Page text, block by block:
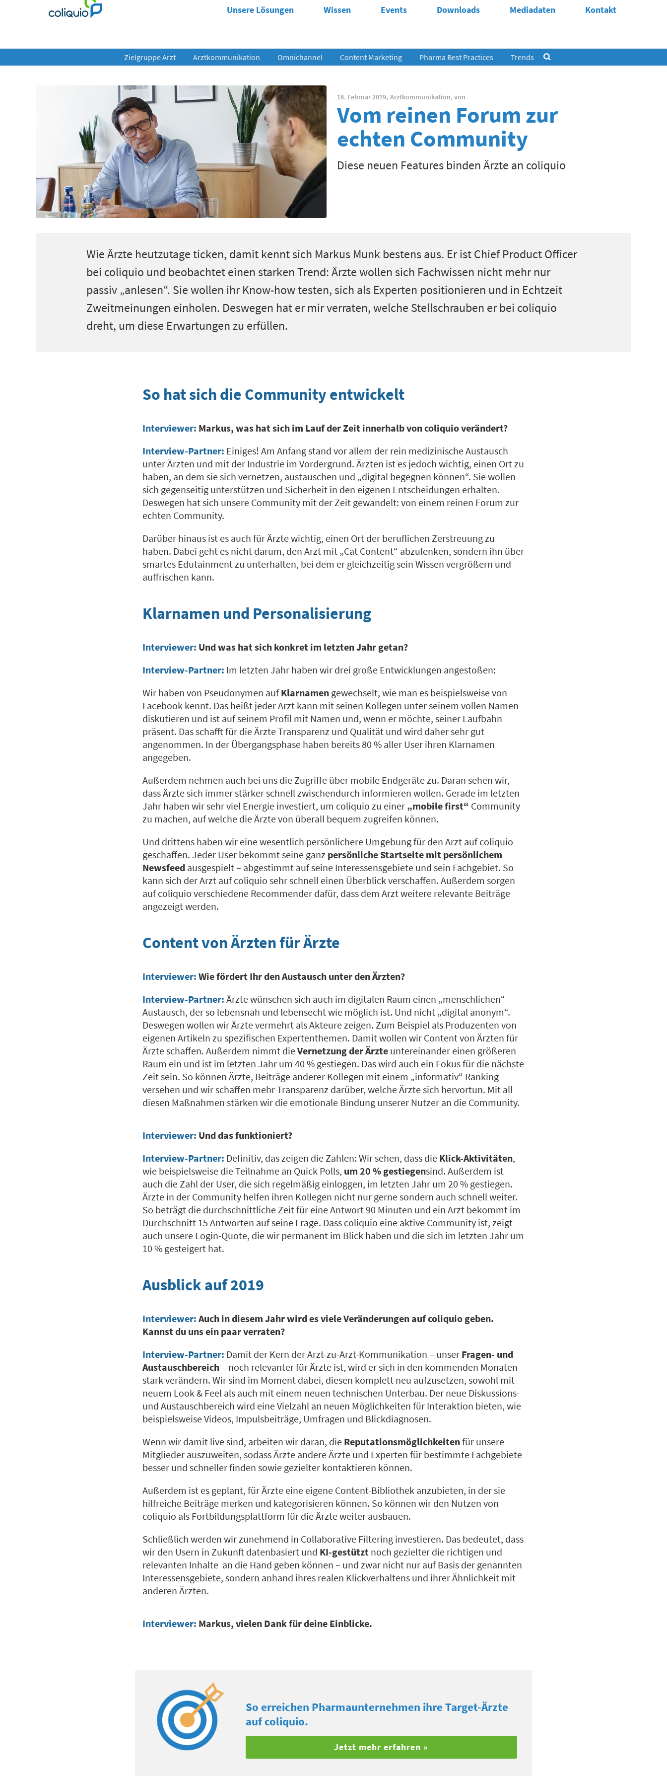
Unsere Lösungen Wissen Events Downloads Mediadaten Kontakt
Zielgruppe Arzt Arztkommunikation Omnichannel Content Marketing Pharma Best Practices Trends
18. Februar 2019, Arztkommunikation, von
Vom reinen Forum zur
echten Community
Diese neuen Features binden Ärzte an coliquio
Wie Ärzte heutzutage ticken, damit kennt sich Markus Munk bestens aus. Er ist Chief Product Officer
bei coliquio und beobachtet einen starken Trend: Ärzte wollen sich Fachwissen nicht mehr nur
passiv „anlesen“. Sie wollen ihr Know-how testen, sich als Experten positionieren und in Echtzeit
Zweitmeinungen einholen. Deswegen hat er mir verraten, welche Stellschrauben er bei coliquio
dreht, um diese Erwartungen zu erfüllen.
So hat sich die Community entwickelt
Interviewer: Markus, was hat sich im Lauf der Zeit innerhalb von coliquio verändert?
Interview-Partner: Einiges! Am Anfang stand vor allem der rein medizinische Austausch
unter Ärzten und mit der Industrie im Vordergrund. Ärzten ist es jedoch wichtig, einen Ort zu
haben, an dem sie sich vernetzen, austauschen und „digital begegnen können“. Sie wollen
sich gegenseitig unterstützen und Sicherheit in den eigenen Entscheidungen erhalten.
Deswegen hat sich unsere Community mit der Zeit gewandelt: von einem reinen Forum zur
echten Community.
Darüber hinaus ist es auch für Ärzte wichtig, einen Ort der beruflichen Zerstreuung zu
haben. Dabei geht es nicht darum, den Arzt mit „Cat Content“ abzulenken, sondern ihn über
smartes Edutainment zu unterhalten, bei dem er gleichzeitig sein Wissen vergrößern und
auffrischen kann.
Klarnamen und Personalisierung
Interviewer: Und was hat sich konkret im letzten Jahr getan?
Interview-Partner: Im letzten Jahr haben wir drei große Entwicklungen angestoßen:
Wir haben von Pseudonymen aufKlarnamen gewechselt, wie man es beispielsweise von
Facebook kennt. Das heißt jeder Arzt kann mit seinen Kollegen unter seinem vollen Namen
diskutieren und ist auf seinem Profil mit Namen und, wenn er möchte, seiner Laufbahn
präsent. Das schafft für die Ärzte Transparenz und Qualität und wird daher sehr gut
angenommen. In der Übergangsphase haben bereits 80 % aller User ihren Klarnamen
angegeben.
Außerdem nehmen auch bei uns die Zugriffe über mobile Endgeräte zu. Daran sehen wir,
dass Ärzte sich immer stärker schnell zwischendurch informieren wollen. Gerade im letzten
Jahr haben wir sehr viel Energie investiert, um coliquio zu einer „mobile first“ Community
zu machen, auf welche die Ärzte von überall bequem zugreifen können.
Und drittens haben wir eine wesentlich persönlichere Umgebung für den Arzt auf coliquio
geschaffen. Jeder User bekommt seine ganz persönliche Startseite mit persönlichem
Newsfeed ausgespielt – abgestimmt auf seine Interessensgebiete und sein Fachgebiet. So
kann sich der Arzt auf coliquio sehr schnell einen Überblick verschaffen. Außerdem sorgen
auf coliquio verschiedene Recommender dafür, dass dem Arzt weitere relevante Beiträge
angezeigt werden.
Content von Ärzten für Ärzte
Interviewer: Wie fördert Ihr den Austausch unter den Ärzten?
Interview-Partner: Ärzte wünschen sich auch im digitalen Raum einen „menschlichen“
Austausch, der so lebensnah und lebensecht wie möglich ist. Und nicht „digital anonym“.
Deswegen wollen wir Ärzte vermehrt als Akteure zeigen. Zum Beispiel als Produzenten von
eigenen Artikeln zu spezifischen Expertenthemen. Damit wollen wir Content von Ärzten für
Ärzte schaffen. Außerdem nimmt dieVernetzung der Ärzte untereinander einen größeren
Raum ein und ist im letzten Jahr um 40 % gestiegen. Das wird auch ein Fokus für die nächste
Zeit sein. So können Ärzte, Beiträge anderer Kollegen mit einem „informativ“ Ranking
versehen und wir schaffen mehr Transparenz darüber, welche Ärzte sich hervortun. Mit all
diesen Maßnahmen stärken wir die emotionale Bindung unserer Nutzer an die Community.
Interviewer: Und das funktioniert?
Interview-Partner: Definitiv, das zeigen die Zahlen: Wir sehen, dass die Klick-Aktivitäten,
wie beispielsweise die Teilnahme an Quick Polls, um 20 % gestiegensind. Außerdem ist
auch die Zahl der User, die sich regelmäßig einloggen, im letzten Jahr um 20 % gestiegen.
Ärzte in der Community helfen ihren Kollegen nicht nur gerne sondern auch schnell weiter.
So beträgt die durchschnittliche Zeit für eine Antwort 90 Minuten und ein Arzt bekommt im
Durchschnitt 15 Antworten auf seine Frage. Dass coliquio eine aktive Community ist, zeigt
auch unsere Login-Quote, die wir permanent im Blick haben und die sich im letzten Jahr um
10 % gesteigert hat.
Ausblick auf 2019
Interviewer: Auch in diesem Jahr wird es viele Veränderungen auf coliquio geben.
Kannst du uns ein paar verraten?
Interview-Partner: Damit der Kern der Arzt-zu-Arzt-Kommunikation – unser Fragen- und
Austauschbereich– noch relevanter für Ärzte ist, wird er sich in den kommenden Monaten
stark verändern. Wir sind im Moment dabei, diesen komplett neu aufzusetzen, sowohl mit
neuem Look & Feel als auch mit einem neuen technischen Unterbau. Der neue Diskussions-
und Austauschbereich wird eine Vielzahl an neuen Möglichkeiten für Interaktion bieten, wie
beispielsweise Videos, Impulsbeiträge, Umfragen und Blickdiagnosen.
Wenn wir damit live sind, arbeiten wir daran, die Reputationsmöglichkeitenfür unsere
Mitglieder auszuweiten, sodass Ärzte andere Ärzte und Experten für bestimmte Fachgebiete
besser und schneller finden sowie gezielter kontaktieren können.
Außerdem ist es geplant, für Ärzte eine eigene Content-Bibliothek anzubieten, in der sie
hilfreiche Beiträge merken und kategorisieren können. So können wir den Nutzen von
coliquio als Fortbildungsplattform für die Ärzte weiter ausbauen.
Schließlich werden wir zunehmend in Collaborative Filtering investieren. Das bedeutet, dass
wir den Usern in Zukunft datenbasiert und KI-gestützt noch gezielter die richtigen und
relevanten Inhalte an die Hand geben können – und zwar nicht nur auf Basis der genannten
Interessensgebiete, sondern anhand ihres realen Klickverhaltens und ihrer Ähnlichkeit mit
anderen Ärzten.
Interviewer: Markus, vielen Dank für deine Einblicke.
So erreichen Pharmaunternehmen ihre Target-Ärzte
auf coliquio.
Jetzt mehr erfahren »